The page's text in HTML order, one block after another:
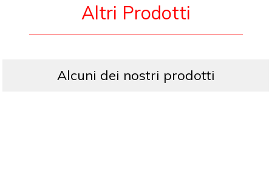
Altri Prodotti
Alcuni dei nostri prodotti